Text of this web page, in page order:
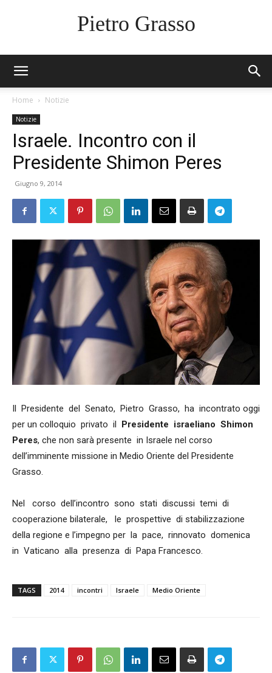
Pietro Grasso
Home Notizie
Notizie
Israele. Incontro con il
Presidente Shimon Peres
Giugno 9, 2014
Il Presidente del Senato, Pietro Grasso, ha incontrato oggi
per un colloquio privato il Presidente israeliano Shimon
Peres, che non sarà presente in Israele nel corso
dell’imminente missione in Medio Oriente del Presidente
Grasso.
Nel corso dell’incontro sono stati discussi temi di
cooperazione bilaterale, le prospettive di stabilizzazione
della regione e l’impegno per la pace, rinnovato domenica
in Vaticano alla presenza di Papa Francesco.
TAGS 2014 incontri Israele Medio Oriente